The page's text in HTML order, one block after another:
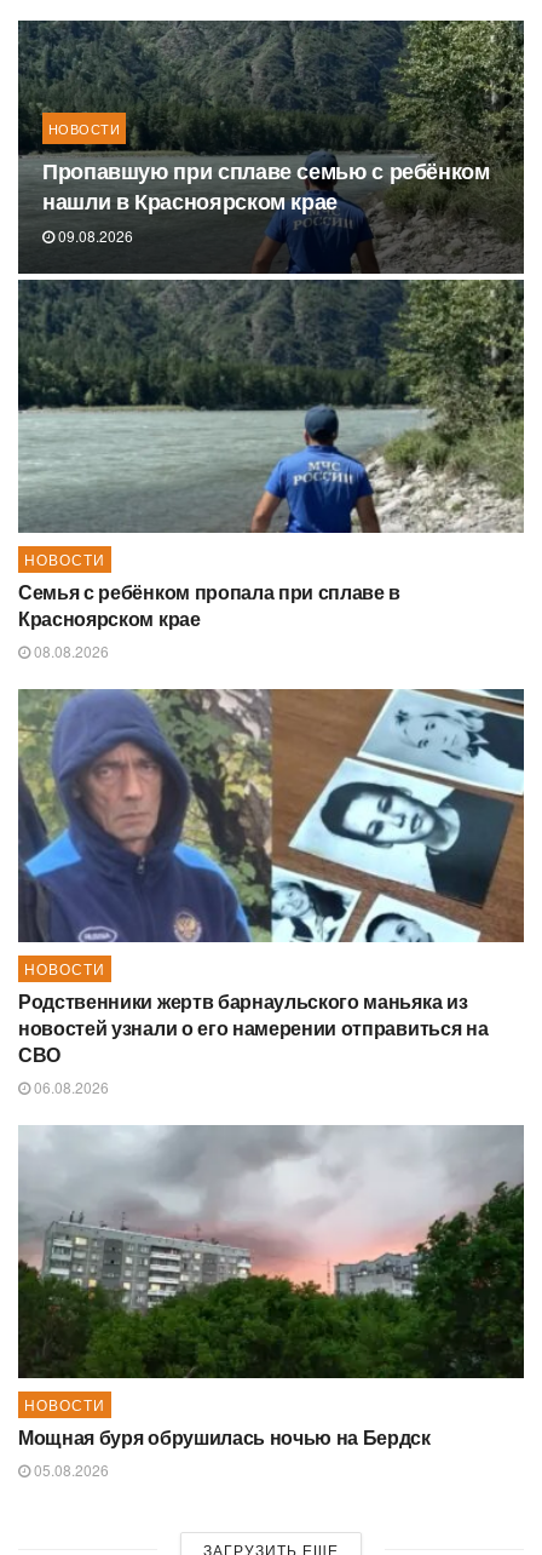
НОВОСТИ
Пропавшую при сплаве семью с ребёнком
нашли в Красноярском крае
09.08.2026
НОВОСТИ
Семья с ребёнком пропала при сплаве в
Красноярском крае
08.08.2026
НОВОСТИ
Родственники жертв барнаульского маньяка из
новостей узнали о его намерении отправиться на
СВО
06.08.2026
НОВОСТИ
Мощная буря обрушилась ночью на Бердск
05.08.2026
ЗАГРУЗИТЬ ЕЩЕ